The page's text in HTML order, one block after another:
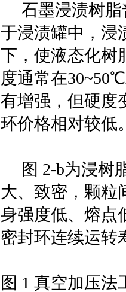
石墨浸渍树脂
于浸渍罐中，浸
下，使液态化树
度通常在
有增强，但硬度
环价格相对较低
图 2-b为浸树
大、致密，颗粒
身强度低、熔点
密封环连续运转
图 1 真空加压